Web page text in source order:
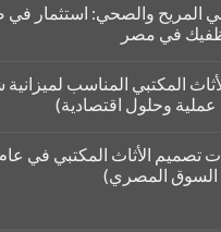
المريح والصحي: استثمار
في مصر
المكتبي المناسب
وحلول اقتصادية)
السوق المصري)